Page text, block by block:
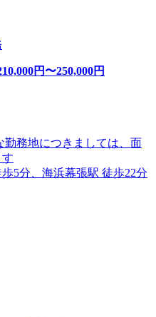
円〜250,000円
務地につきましては、面
5分、海浜幕張駅 徒歩22分